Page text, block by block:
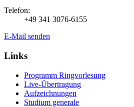
Telefon:
+49 341 3076-6155
E-Mail senden
Links
Programm Ringvorlesung
Live-Übertragung
Aufzeichnungen
Studium generale